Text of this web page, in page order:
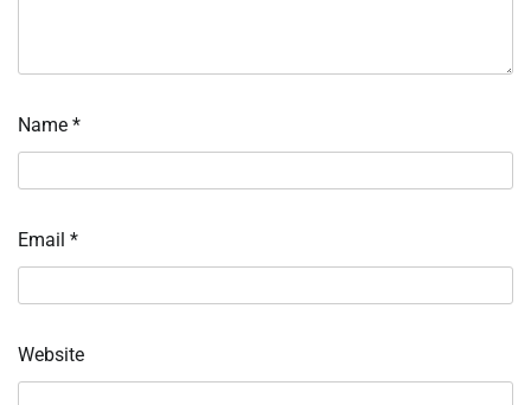
Name *
Email *
Website